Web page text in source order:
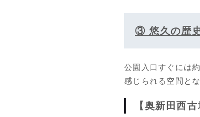
③ 悠久の歴
公園入口すぐには
感じられる空間と
【奥新田西